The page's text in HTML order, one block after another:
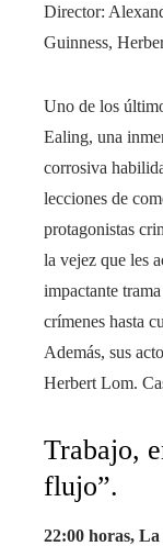
Director:
Guinness,
Uno de los
Ealing, una
corrosiva
lecciones de
protagonistas
la vejez que les
impactante
crímenes hasta
Además, sus
Herbert Lom.
Trabajo,
flujo”.
22:00 horas, La